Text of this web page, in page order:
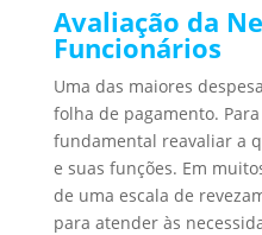
Avaliação da
Funcionários
Uma das maiores
folha de pagamento.
fundamental reavaliar a
e suas funções. Em
de uma escala de
para atender às